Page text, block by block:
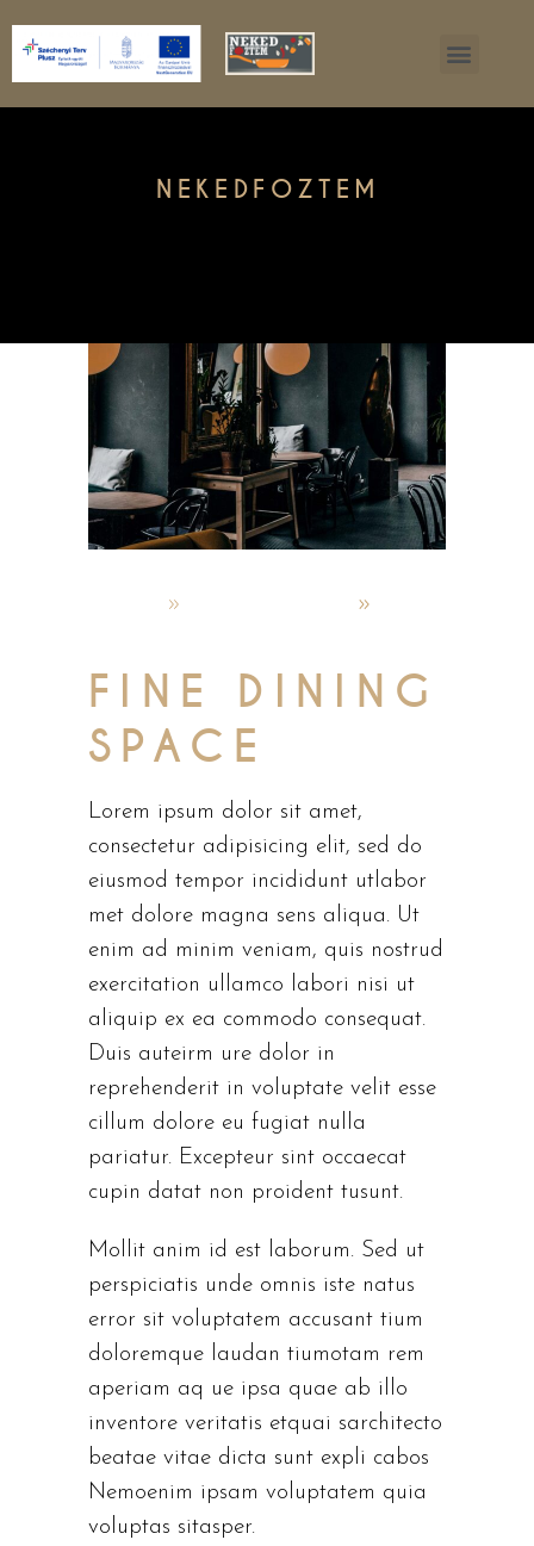
NEKEDFOZTEM
FINE DINING
SPACE
Lorem ipsum dolor sit amet,
consectetur adipisicing elit, sed do
eiusmod tempor incididunt utlabor
met dolore magna sens aliqua. Ut
enim ad minim veniam, quis nostrud
exercitation ullamco labori nisi ut
aliquip ex ea commodo consequat.
Duis auteirm ure dolor in
reprehenderit in voluptate velit esse
cillum dolore eu fugiat nulla
pariatur. Excepteur sint occaecat
cupin datat non proident tusunt.
Mollit anim id est laborum. Sed ut
perspiciatis unde omnis iste natus
error sit voluptatem accusant tium
doloremque laudan tiumotam rem
aperiam aq ue ipsa quae ab illo
inventore veritatis etquai sarchitecto
beatae vitae dicta sunt expli cabos
Nemoenim ipsam voluptatem quia
voluptas sitasper.